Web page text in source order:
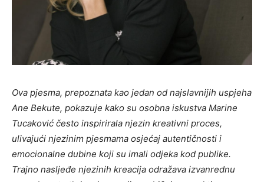
Ova pjesma, prepoznata kao jedan od najslavnijih uspjeha
Ane Bekute, pokazuje kako su osobna iskustva Marine
Tucaković često inspirirala njezin kreativni proces,
ulivajući njezinim pjesmama osjećaj autentičnosti i
emocionalne dubine koji su imali odjeka kod publike.
Trajno nasljeđe njezinih kreacija odražava izvanrednu